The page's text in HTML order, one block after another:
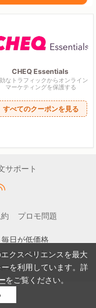
クスペリエンスを最大
を利用しています。詳
をご覧ください。
CHEQ Essentials
なトラフィックからオンライン
マーケティングを保護する
すべてのクーポンを見る
サポート
プロモ問題
日が低価格
Inc.